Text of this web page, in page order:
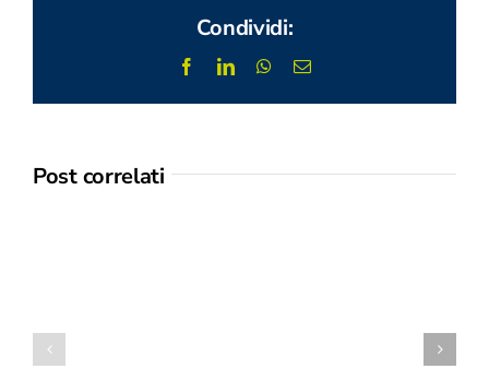
Condividi:
FacebookLinkedInWhatsApp
Email
Post correlati